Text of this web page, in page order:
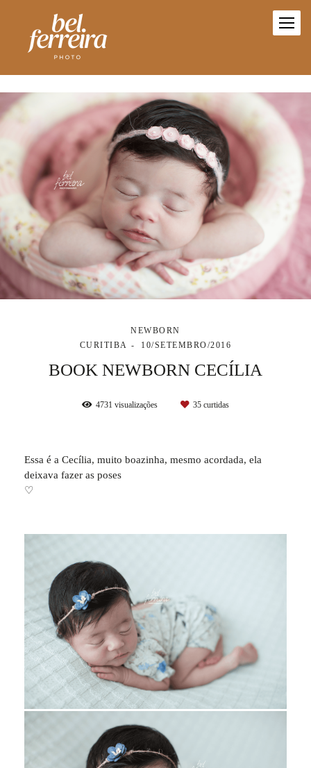
NEWBORN
CURITIBA
10/SETEMBRO/2016
BOOK NEWBORN CECÍLIA
4731 visualizações 35 curtidas
Essa é a Cecília, muito boazinha, mesmo acordada, ela
deixava fazer as poses
♡